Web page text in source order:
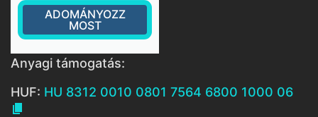
ADOMÁNYOZZ
MOST
Anyagi támogatás:
HUF: HU 8312 0010 0801 7564 6800 1000 06
